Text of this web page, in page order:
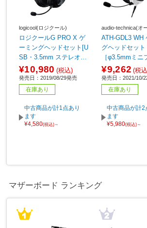
logicool(ロジクール)
ロジクールG PRO X ゲ
ーミングヘッドセット[U
SB・3.5mm ステレオミ
ニプラグ/ブラック] G-P
HS-003
¥10,980 (税込)
発売日：2019/08/29発売
在庫あり
中古商品が計1点あり
ます
¥4,580(税込)～
audio-technica(オ
クニカ)
ATH-GDL3 WH
グヘッドセット ホワイト
［φ3.5mmミニ
耳 /ヘッドバン
プ］
¥9,262 (税
発売日：2021/10/
在庫あり
中古商品が計2
ます
¥5,980(税込)～
マザーボード ランキング